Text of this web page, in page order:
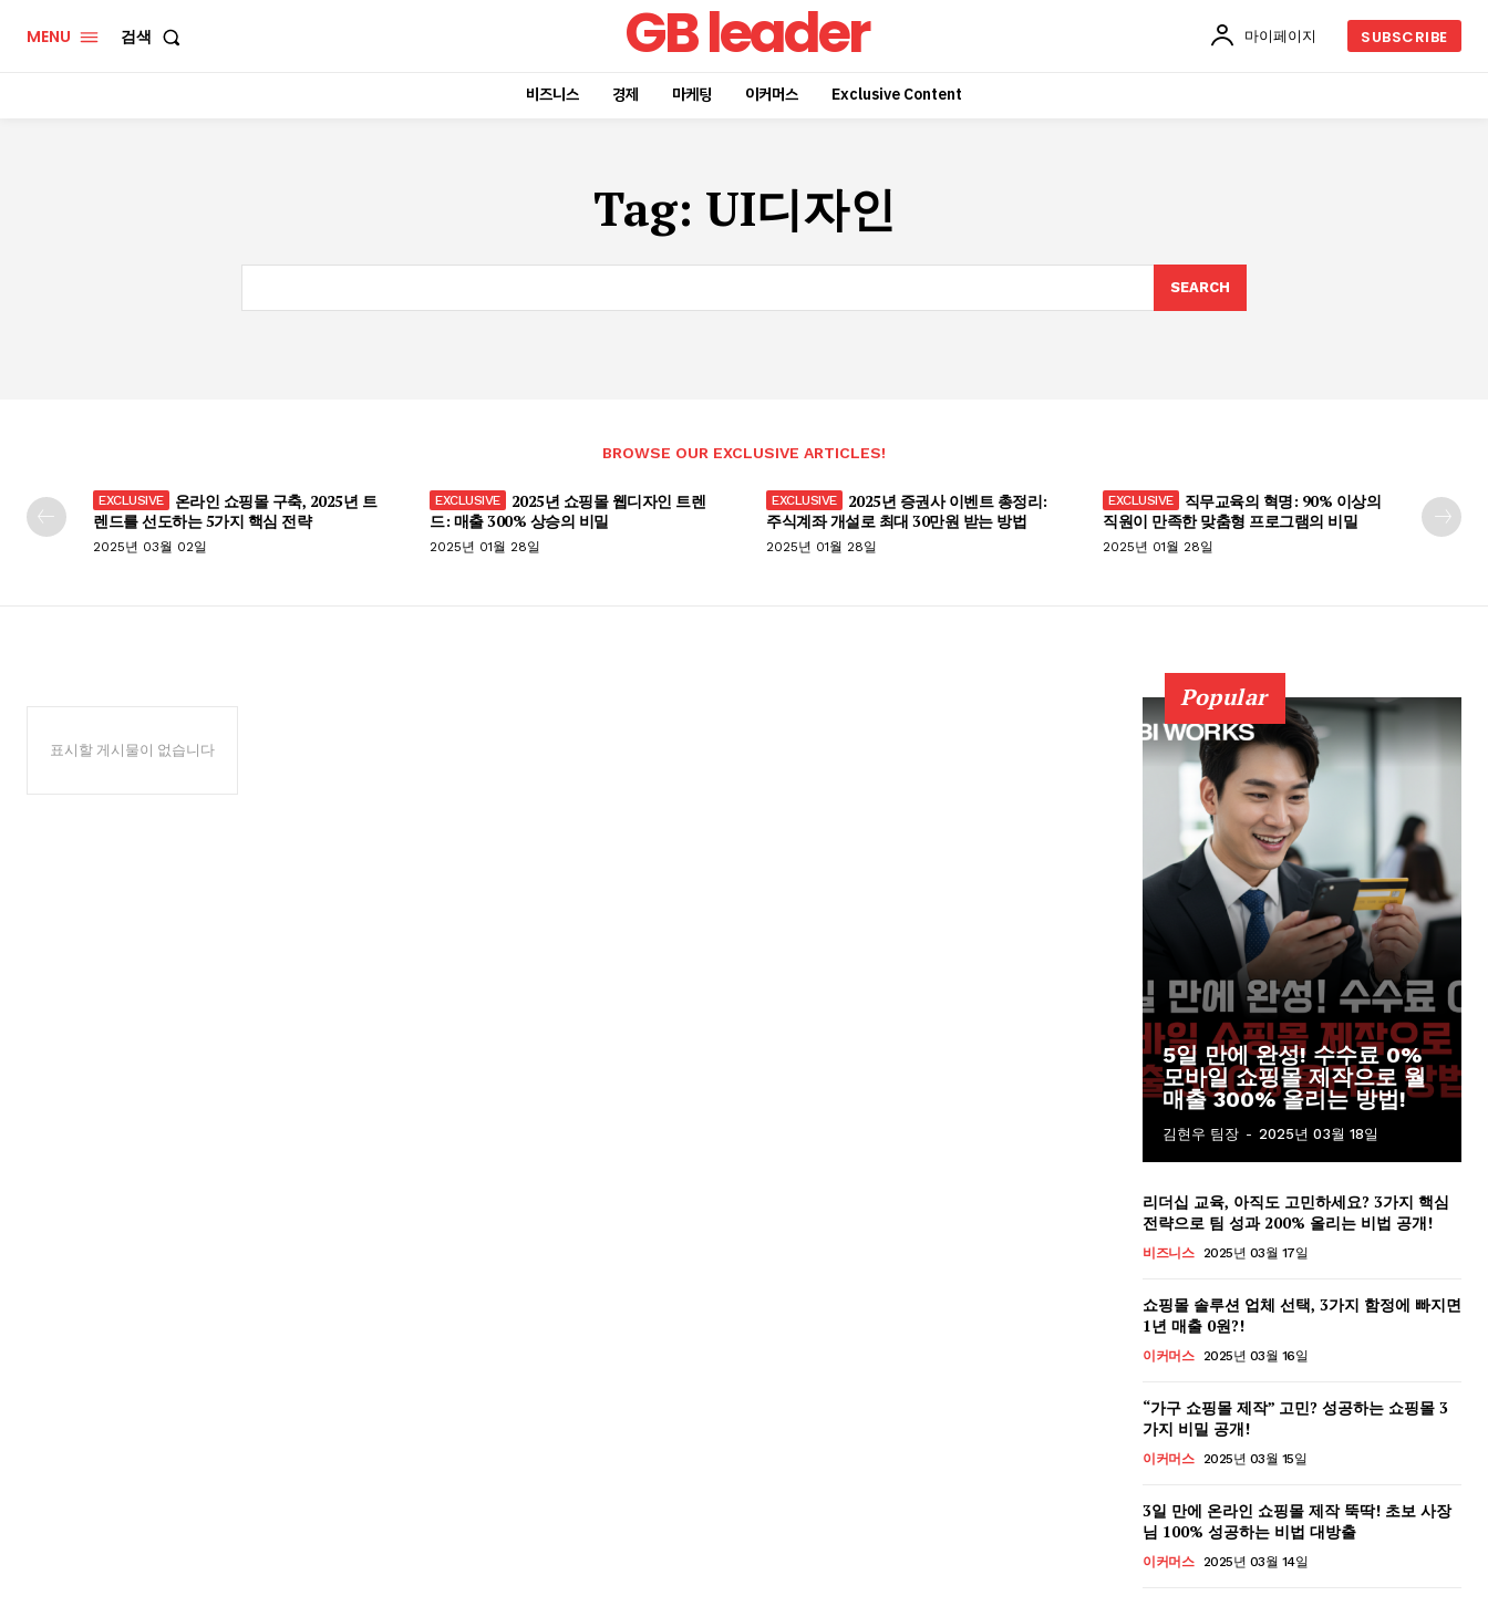
MENU 검색 GB leader 마이페이지 SUBSCRIBE
비즈니스 경제 마케팅 이커머스 Exclusive Content
Tag: UI디자인
SEARCH
BROWSE OUR EXCLUSIVE ARTICLES!
온라인 쇼핑몰 구축, 2025년 트
렌드를 선도하는 5가지 핵심 전략
2025년 03월 02일
2025년 쇼핑몰 웹디자인 트렌
드: 매출 300% 상승의 비밀
2025년 01월 28일
2025년 증권사 이벤트 총정리:
주식계좌 개설로 최대 30만원 받는 방법
2025년 01월 28일
직무교육의 혁명: 90% 이상의
직원이 만족한 맞춤형 프로그램의 비밀
2025년 01월 28일
표시할 게시물이 없습니다
Popular
5일 만에 완성! 수수료 0%
모바일 쇼핑몰 제작으로 월
매출 300% 올리는 방법!
김현우 팀장 - 2025년 03월 18일
리더십 교육, 아직도 고민하세요? 3가지 핵심
전략으로 팀 성과 200% 올리는 비법 공개!
비즈니스 2025년 03월 17일
쇼핑몰 솔루션 업체 선택, 3가지 함정에 빠지면
1년 매출 0원?!
이커머스 2025년 03월 16일
“가구 쇼핑몰 제작” 고민? 성공하는 쇼핑몰 3
가지 비밀 공개!
이커머스 2025년 03월 15일
3일 만에 온라인 쇼핑몰 제작 뚝딱! 초보 사장
님 100% 성공하는 비법 대방출
이커머스 2025년 03월 14일